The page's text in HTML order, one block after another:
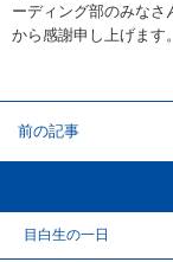
ーディング部のみなさ
から感謝申し上げます。
前の記事
目白生の一日